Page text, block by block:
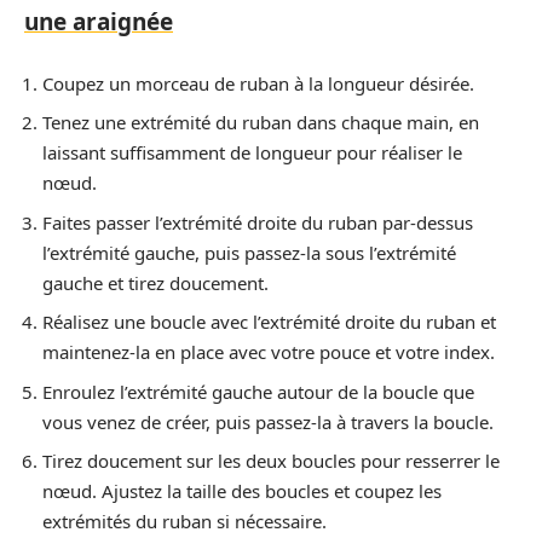
une araignée
Coupez un morceau de ruban à la longueur désirée.
Tenez une extrémité du ruban dans chaque main, en
laissant suffisamment de longueur pour réaliser le
nœud.
Faites passer l’extrémité droite du ruban par-dessus
l’extrémité gauche, puis passez-la sous l’extrémité
gauche et tirez doucement.
Réalisez une boucle avec l’extrémité droite du ruban et
maintenez-la en place avec votre pouce et votre index.
Enroulez l’extrémité gauche autour de la boucle que
vous venez de créer, puis passez-la à travers la boucle.
Tirez doucement sur les deux boucles pour resserrer le
nœud. Ajustez la taille des boucles et coupez les
extrémités du ruban si nécessaire.